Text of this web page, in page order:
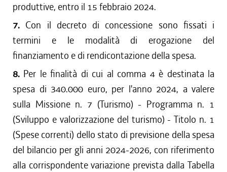
produttive, entro il 15 febbraio 2024.
7. Con il decreto di concessione sono fissati i
termini e le modalità di erogazione del
finanziamento e di rendicontazione della spesa.
8. Per le finalità di cui al comma 4 è destinata la
spesa di 340.000 euro, per l'anno 2024, a valere
sulla Missione n. 7 (Turismo) - Programma n. 1
(Sviluppo e valorizzazione del turismo) - Titolo n. 1
(Spese correnti) dello stato di previsione della spesa
del bilancio per gli anni 2024-2026, con riferimento
alla corrispondente variazione prevista dalla Tabella